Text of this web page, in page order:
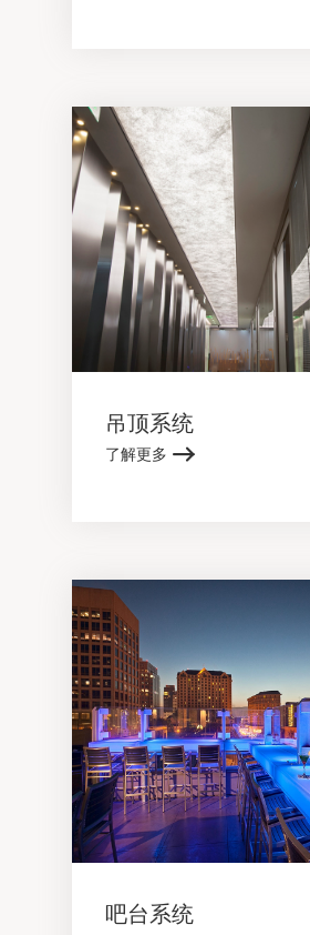
吊顶系统
了解更多
吧台系统